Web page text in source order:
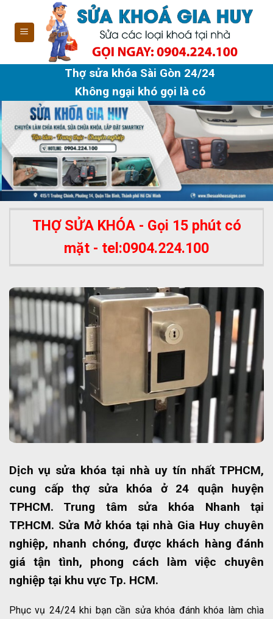
content
Thợ sửa khóa Sài Gòn 24/24
Không ngại khó gọi là có
Dịch vụ sửa khóa tại nhà uy tín nhất TPHCM,
cung cấp thợ sửa khóa ở 24 quận huyện
TPHCM. Trung tâm sửa khóa Nhanh tại
TP.HCM. Sửa Mở khóa tại nhà Gia Huy chuyên
nghiệp, nhanh chóng, được khách hàng đánh
giá tận tình, phong cách làm việc chuyên
nghiệp tại khu vực Tp. HCM.
Phục vụ 24/24 khi bạn cần sửa khóa đánh khóa làm chìa
THỢ SỬA KHÓA - Gọi 15 phút có
mặt - tel:0904.224.100